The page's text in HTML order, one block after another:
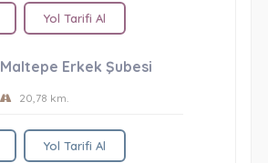
Yol Tarifi Al
Maltepe Erkek Şubesi
20,78 km.
Yol Tarifi Al